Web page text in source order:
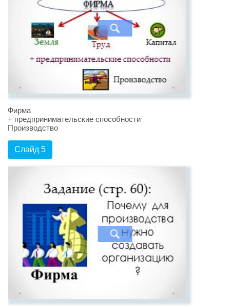
Фирма
+ предпринимательские способности
Производство
Слайд 5